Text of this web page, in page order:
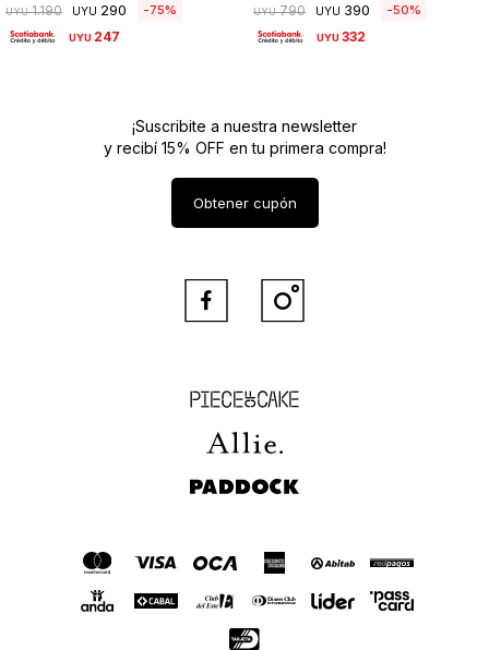
UYU 1.190 UYU 290 75
UYU 247
UYU 790 UYU 390 50
UYU 332
Piece of Cake
Allie
Paddock
¡Suscribite a nuestra newsletter
y recibí 15% OFF en tu primera compra!
Obtener cupón
 